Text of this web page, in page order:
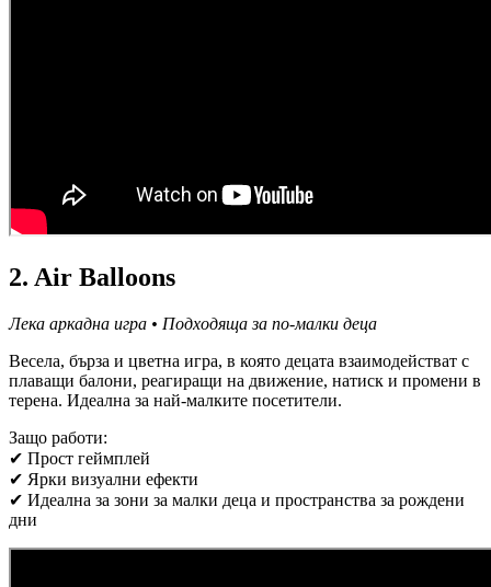
2. Air Balloons
Лека аркадна игра • Подходяща за по-малки деца
Весела, бърза и цветна игра, в която децата взаимодействат с
плаващи балони, реагиращи на движение, натиск и промени в
терена. Идеална за най-малките посетители.
Защо работи:
✔ Прост геймплей
✔ Ярки визуални ефекти
✔ Идеална за зони за малки деца и пространства за рождени
дни